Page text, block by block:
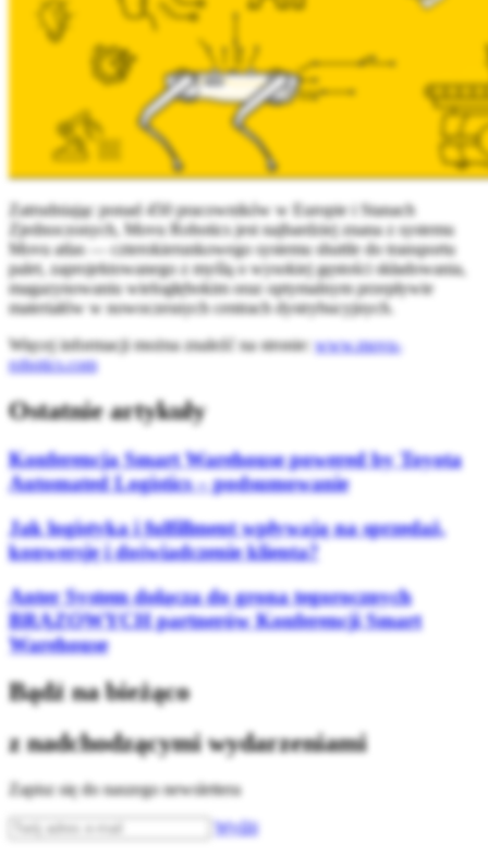
Zatrudniając ponad 450 pracowników w Europie i Stanach
Zjednoczonych, Movu Robotics jest najbardziej znana z systemu
Movu atlas — czterokierunkowego systemu shuttle do transportu
palet, zaprojektowanego z myślą o wysokiej gęstości składowania,
magazynowaniu wielogłębokim oraz optymalnym przepływie
materiałów w nowoczesnych centrach dystrybucyjnych.
Więcej informacji można znaleźć na stronie:www.movu-
robotics.com
Ostatnie artykuły
Konferencja Smart Warehouse powered by Toyota
Automated Logistics – podsumowanie
Jak logistyka i fulfillment wpływają na sprzedaż,
konwersję i doświadczenie klienta?
Anter System dołącza do grona tegorocznych
BRĄZOWYCH partnerów Konferencji Smart
Warehouse
Bądź na bieżąco
z nadchodzącymi wydarzeniami
Zapisz się do naszego newslettera
Wyślij